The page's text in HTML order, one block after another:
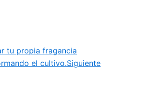
tu propia fragancia
el cultivo.Siguiente